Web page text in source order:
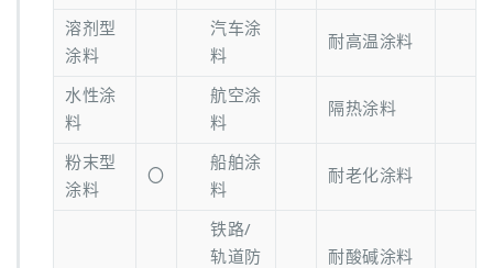
溶剂型
涂料
汽车涂
料
耐高温涂料
水性涂
料
航空涂
料
隔热涂料
粉末型
涂料
〇
船舶涂
料
耐老化涂料
铁路/
轨道防
耐酸碱涂料